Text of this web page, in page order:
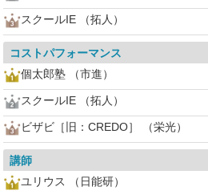
スクールIE （拓人）
コストパフォーマンス
個太郎塾 （市進）
スクールIE （拓人）
ビザビ［旧：CREDO］ （栄光）
講師
ユリウス （日能研）